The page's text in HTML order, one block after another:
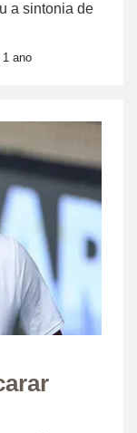
a sintonia de
ano